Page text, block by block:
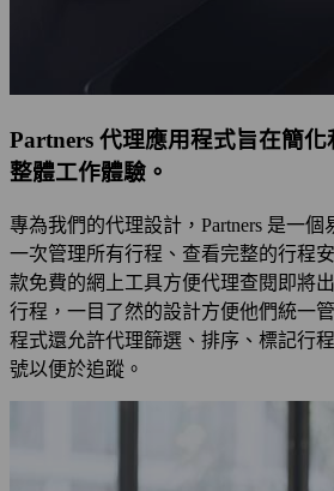
Partners 代理應用程式旨在簡
整體工作體驗。
專為我們的代理設計，Partners 是一
一次管理所有行程、查看完整的行程
款免費的網上工具方便代理查閱即將
行程，一目了然的設計方便他們統一管
程式還允許代理篩選、排序、標記行
號以便於追蹤。